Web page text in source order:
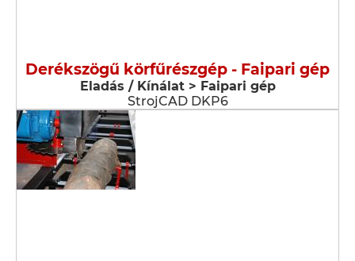
Derékszögű körfűrészgép - Faipari gép
Eladás / Kínálat > Faipari gép
StrojCAD DKP6